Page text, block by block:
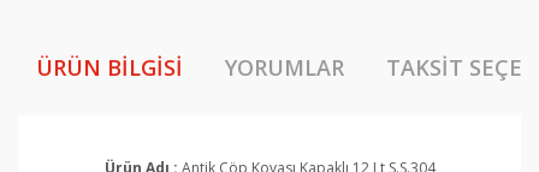
ÜRÜN BILGISI YORUMLAR TAKSIT
Ürün Adı : Antik Çöp Kovası Kapaklı 12 Lt S.S.304